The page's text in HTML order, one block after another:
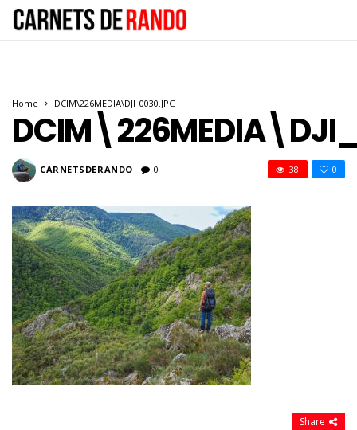
Home DCIM\226MEDIA\DJI_0030.JPG
CARNETSDERANDO 0 0
38
Share